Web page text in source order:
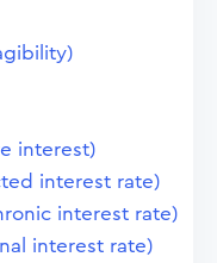
interest)
interest rate)
interest rate)
interest rate)